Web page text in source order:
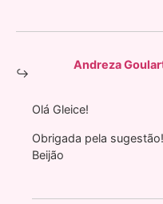
Andreza
Olá Gleice!
Obrigada pela sugestão!
Beijão